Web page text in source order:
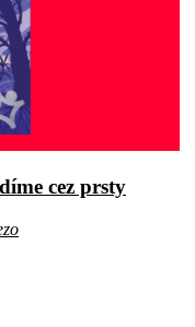
cez prsty